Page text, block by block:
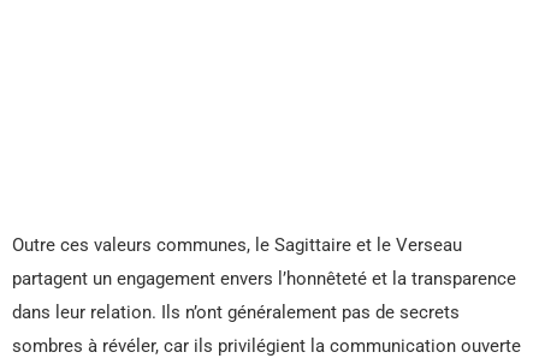
Outre ces valeurs communes, le Sagittaire et le Verseau
partagent un engagement envers l’honnêteté et la transparence
dans leur relation. Ils n’ont généralement pas de secrets
sombres à révéler, car ils privilégient la communication ouverte